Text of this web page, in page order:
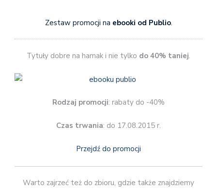
Zestaw promocji na ebooki od Publio.
Tytuły dobre na hamak i nie tylko do 40% taniej.
Rodzaj promocji: rabaty do -40%
Czas trwania: do 17.08.2015 r.
Przejdź do promocji
Warto zajrzeć też do zbioru, gdzie także znajdziemy